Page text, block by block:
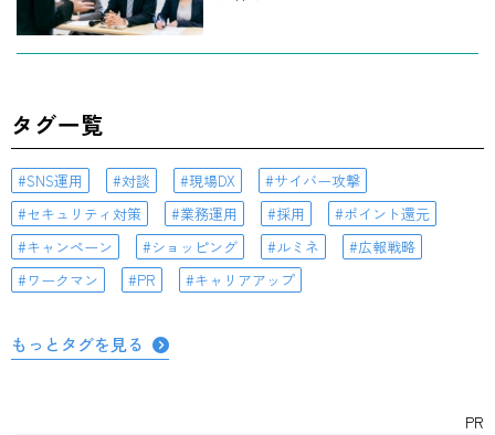
タグ一覧
SNS運用 対談 現場DX
サイバー攻撃
セキュリティ対策
業務運用 採用
ポイント還元
キャンペーン
ショッピング ルミネ
広報戦略
ワークマン
PR キャリアアップ
もっとタグを見る
PR